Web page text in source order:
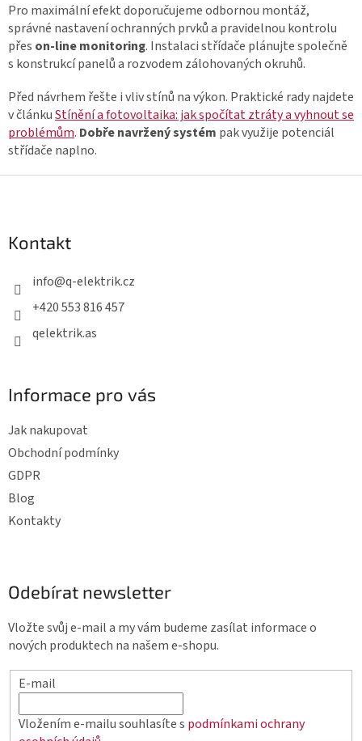
Pro maximální efekt doporučujeme odbornou montáž,
správné nastavení ochranných prvků a pravidelnou kontrolu
přes on-line monitoring. Instalaci střídače plánujte společně
s konstrukcí panelů a rozvodem zálohovaných okruhů.
Před návrhem řešte i vliv stínů na výkon. Praktické rady najdete
v článkuStínění a fotovoltaika: jak spočítat ztráty a vyhnout se
problémům. Dobře navržený systém pak využije potenciál
střídače naplno.
p
aKontakt
info@q-elektrik.cz
+420 553 816 457
qelektrik.as
Informace pro vás
Jak nakupovat
Obchodní podmínky
GDPR
Blog
Kontakty
Odebírat newsletter
Vložte svůj e-mail a my vám budeme zasílat informace o
nových produktech na našem e-shopu.
E-mail
Vložením e-mailu souhlasíte s podmínkami ochrany